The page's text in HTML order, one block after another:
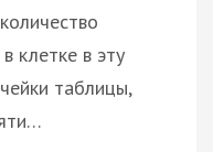
клетке в эту
таблицы,